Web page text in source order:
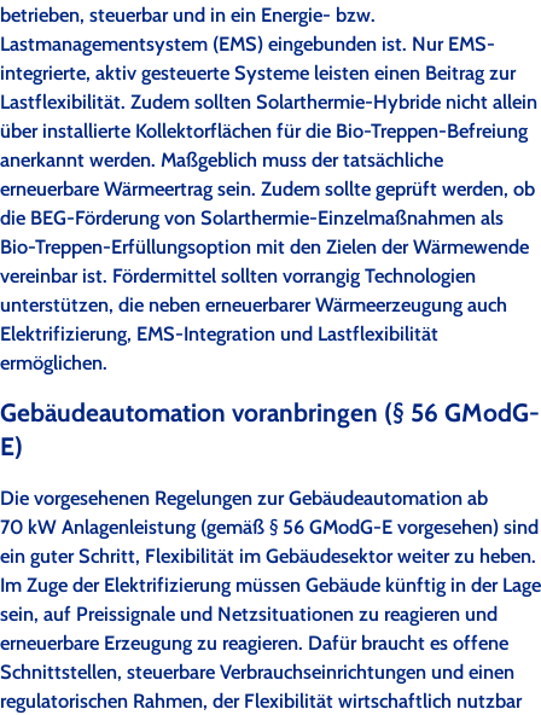
betrieben, steuerbar und in ein Energie- bzw.
Lastmanagementsystem (EMS) eingebunden ist. Nur EMS-
integrierte, aktiv gesteuerte Systeme leisten einen Beitrag zur
Lastflexibilität. Zudem sollten Solarthermie-Hybride nicht allein
über installierte Kollektorflächen für die Bio-Treppen-Befreiung
anerkannt werden. Maßgeblich muss der tatsächliche
erneuerbare Wärmeertrag sein. Zudem sollte geprüft werden, ob
die BEG-Förderung von Solarthermie-Einzelmaßnahmen als
Bio-Treppen-Erfüllungsoption mit den Zielen der Wärmewende
vereinbar ist. Fördermittel sollten vorrangig Technologien
unterstützen, die neben erneuerbarer Wärmeerzeugung auch
Elektrifizierung, EMS-Integration und Lastflexibilität
ermöglichen.
Gebäudeautomation voranbringen (§ 56 GModG-
E)
Die vorgesehenen Regelungen zur Gebäudeautomation ab
70 kW Anlagenleistung (gemäß § 56 GModG-E vorgesehen) sind
ein guter Schritt, Flexibilität im Gebäudesektor weiter zu heben.
Im Zuge der Elektrifizierung müssen Gebäude künftig in der Lage
sein, auf Preissignale und Netzsituationen zu reagieren und
erneuerbare Erzeugung zu reagieren. Dafür braucht es offene
Schnittstellen, steuerbare Verbrauchseinrichtungen und einen
regulatorischen Rahmen, der Flexibilität wirtschaftlich nutzbar